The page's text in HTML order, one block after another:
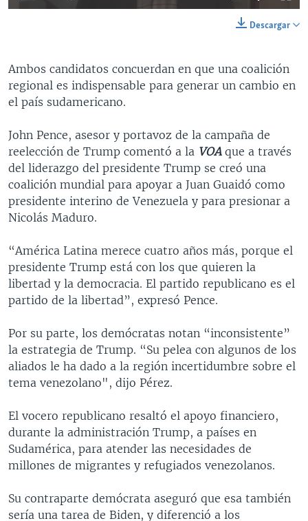
Descargar
Ambos candidatos concuerdan en que una coalición
regional es indispensable para generar un cambio en
el país sudamericano.
John Pence, asesor y portavoz de la campaña de
reelección de Trump comentó a la VOAque a través
del liderazgo del presidente Trump se creó una
coalición mundial para apoyar a Juan Guaidó como
presidente interino de Venezuela y para presionar a
Nicolás Maduro.
“América Latina merece cuatro años más, porque el
presidente Trump está con los que quieren la
libertad y la democracia. El partido republicano es el
partido de la libertad”, expresó Pence.
Por su parte, los demócratas notan “inconsistente”
la estrategia de Trump. “Su pelea con algunos de los
aliados le ha dado a la región incertidumbre sobre el
tema venezolano", dijo Pérez.
El vocero republicano resaltó el apoyo financiero,
durante la administración Trump, a países en
Sudamérica, para atender las necesidades de
millones de migrantes y refugiados venezolanos.
Su contraparte demócrata aseguró que esa también
sería una tarea de Biden, y diferenció a los